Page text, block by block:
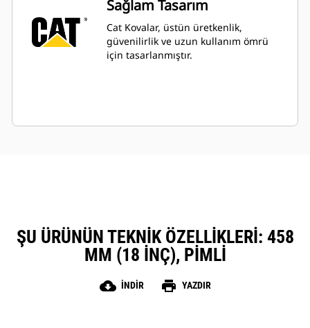
Sağlam Tasarım
Cat Kovalar, üstün üretkenlik,
güvenilirlik ve uzun kullanım ömrü
için tasarlanmıştır.
ŞU ÜRÜNÜN TEKNIK ÖZELLIKLERI: 458
MM (18 INÇ), PIMLI
cloud_download İNDIR print YAZDIR